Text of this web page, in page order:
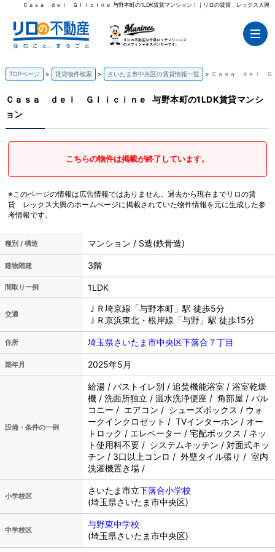
Ｃａｓａ ｄｅｌ Ｇｌｉｃｉｎｅ 与野本町の1LDK賃貸マンション！｜リロの賃貸 レックス大興
TOPページ 賃貸物件検索 さいたま市中央区の賃貸情報一覧 Ｃａｓａ ｄｅｌ Ｇ
Ｃａｓａ ｄｅｌ Ｇｌｉｃｉｎｅ
与野本町の1LDK賃貸マンシ
ョン
こちらの物件は掲載が終了しています。
※このページの情報は広告情報ではありません。過去から現在までリロの賃
貸 レックス大興のホームぺージに掲載されていた物件情報を元に生成した参
考情報です。
種別 / 構造 マンション / S造(鉄骨造)
建物階建 3階
間取り一例 1LDK
交通
ＪＲ埼京線「与野本町」駅 徒歩5分
ＪＲ京浜東北・根岸線「与野」駅 徒歩15分
住所 埼玉県さいたま市中央区下落合７丁目
築年月 2025年5月
設備・条件の一例
給湯 / バストイレ別 / 追焚機能浴室 / 浴室乾燥
機 / 洗面所独立 / 温水洗浄便座 / 角部屋 / バル
コニー / エアコン / シューズボックス / ウォ
ークインクロゼット / TVインターホン / オー
トロック / エレベーター / 宅配ボックス / ネッ
ト使用料不要 / システムキッチン / 対面式キッ
チン / 3口以上コンロ / 外壁タイル張り / 室内
洗濯機置き場 /
小学校区
さいたま市立下落合小学校
(埼玉県さいたま市中央区)
中学校区
与野東中学校
(埼玉県さいたま市中央区)